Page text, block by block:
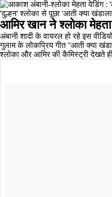
आमिर खान ने श्लोका
अंबानी शादी के वायरल हो रहे इस
गुलाम के लोकप्रिय गीत ''आती क्या
श्लोका और आमिर की कैमिस्ट्री देखते